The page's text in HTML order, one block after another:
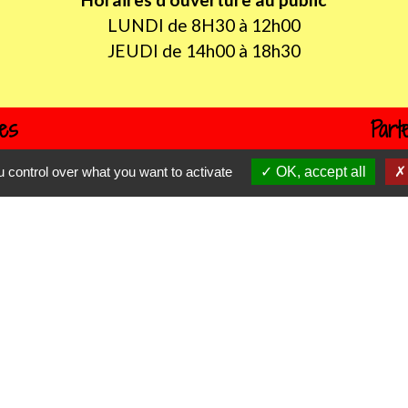
LUNDI de 8H30 à 12h00
JEUDI de 14h00 à 18h30
sécurisés
over what you want to activate OK, accept all